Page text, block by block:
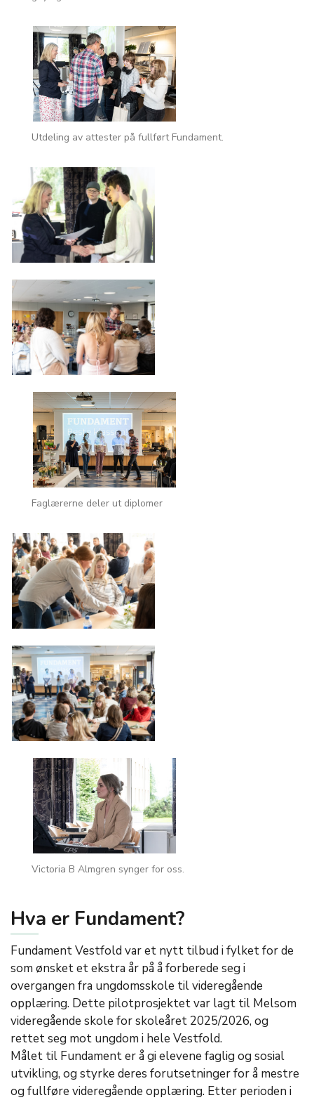
Utdeling av attester på fullført Fundament.
Faglærerne deler ut diplomer
Victoria B Almgren synger for oss.
Hva er Fundament?
Fundament Vestfold var et nytt tilbud i fylket for de
som ønsket et ekstra år på å forberede seg i
overgangen fra ungdomsskole til videregående
opplæring. Dette pilotprosjektet var lagt til Melsom
videregående skole for skoleåret 2025/2026, og
rettet seg mot ungdom i hele Vestfold.
Målet til Fundament er å gi elevene faglig og sosial
utvikling, og styrke deres forutsetninger for å mestre
og fullføre videregående opplæring. Etter perioden i